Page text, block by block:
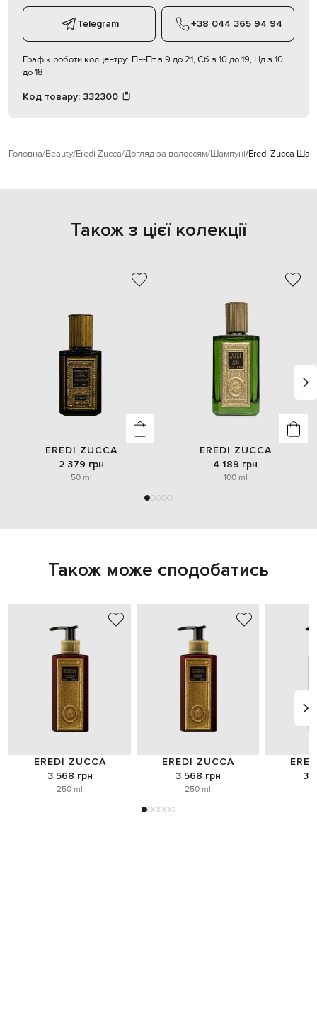
Telegram +38 044 365 94 94
Графік роботи колцентру: Пн-Пт з 9 до 21, Сб з 10 до 19, Нд з 10
до 18
Код товару: 332300
Головна Beauty Eredi Zucca Догляд за волоссям Шампуні Eredi Zucca
Також з цієї колекції
EREDI ZUCCA
2 379 грн
50 ml
EREDI ZUCCA
4 189 грн
100 ml
Також може сподобатись
EREDI ZUCCA
3 568 грн
250 ml
EREDI ZUCCA
3 568 грн
250 ml
3